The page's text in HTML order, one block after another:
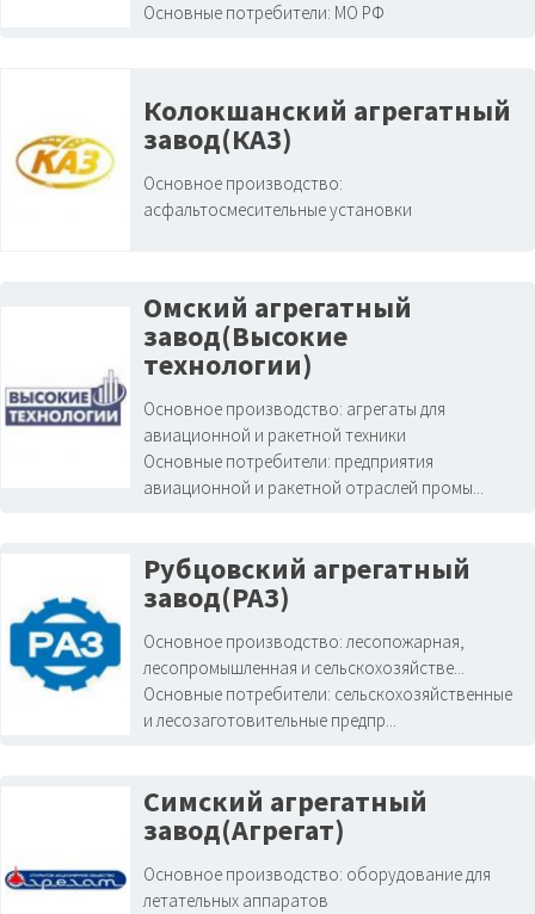
Основные потребители: МО РФ
Колокшанский агрегатный
завод(КАЗ)
Основное производство:
асфальтосмесительные установки
Омский агрегатный
завод(Высокие
технологии)
Основное производство: агрегаты для
авиационной и ракетной техники
Основные потребители: предприятия
авиационной и ракетной отраслей промы...
Рубцовский агрегатный
завод(РАЗ)
Основное производство: лесопожарная,
лесопромышленная и сельскохозяйстве...
Основные потребители: сельскохозяйственные
и лесозаготовительные предпр...
Симский агрегатный
завод(Агрегат)
Основное производство: оборудование для
летательных аппаратов